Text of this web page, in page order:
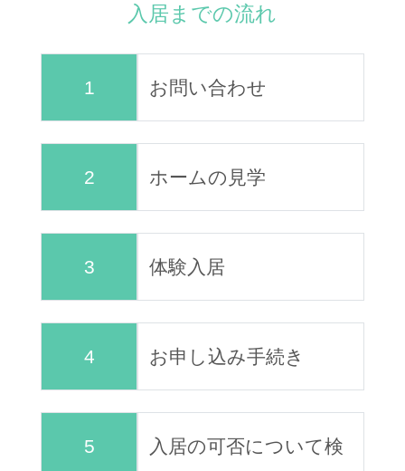
入居までの流れ
1 お問い合わせ
2 ホームの見学
3 体験入居
4 お申し込み手続き
5
入居の可否について検